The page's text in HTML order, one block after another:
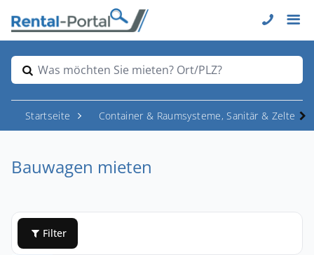
Was möchten Sie mieten? Ort/PLZ?
Startseite Container & Raumsysteme, Sanitär & Zelte
Bauwagen mieten
Filter